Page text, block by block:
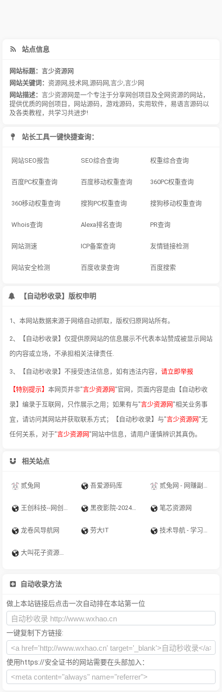
站点信息
网站标题： 言少资源网
网站关键词： 资源网 技术网 源码网 言少 言少网
网站描述： 言少资源网是一个专注于分享网创项目及全网资源的网站，
提供优质的网创项目，网站源码，游戏源码，实用软件，易语言源码以
及各类教程，共学习共进步!
站长工具一键快捷查询：
网站SEO报告 SEO综合查询 权重综合查询
百度PC权重查询 百度移动权重查询 360PC权重查询
360移动权重查询 搜狗PC权重查询 搜狗移动权重查询
Whois查询 Alexa排名查询 PR查询
网站测速 ICP备案查询 友情链接检测
网站安全检测 百度收录查询 百度搜索
【自动秒收录】版权申明
1、本网站数据来源于网络自动抓取，版权归原网站所有。
2、【自动秒收录】仅提供原网站的信息展示不代表本站赞成被显示网站
的内容或立场，不承担相关法律责任.
3、【自动秒收录】不接受违法信息，如有违法内容， 请立即举报
【特别提示】 本网页并非"言少资源网"官网，页面内容是由【自动秒收
录】编录于互联网，只作展示之用；如果有与"言少资源网"相关业务事
宜，请访问其网站并获取联系方式；【自动秒收录】与"言少资源网"无
任何关系，对于"言少资源网"网站中信息，请用户谨慎辨识其真伪。
相关站点
贰兔网 吾爱源码库 贰兔网 - 网赚副业项目 - 免费项目分享网站 - 贰兔网提供免费副业项目、手机搬砖项目、抖音快手小红书无货源电商，抖音引流工具、网站源码、软件源码、技术教程、无人直播等等网络资源分享，是全网最大的资源网！
王创科技--网创项目综合服务平台 黑夜影院-2024在线电影电视剧、短剧、综艺、动漫-美剧、韩剧、陆剧、泰剧黑夜影院 35 笔芯资源网
龙卷风导航网 劳大IT 技术导航 - 学习技术 从这里开始 - 技术国际天下导航-免费游戏辅助网-我爱辅助网-专注分享绿色软件 (www.918cms.com)
大叫花子资源网-主要整合网络共享资源,分享网络热门教程,发布免费实用工具,各种活动线报,网站源码
自动收录方法
做上本站链接后点击一次自动排在本站第一位
一键复制下方链接:
使用https://安全证书的网站需要在头部加入：